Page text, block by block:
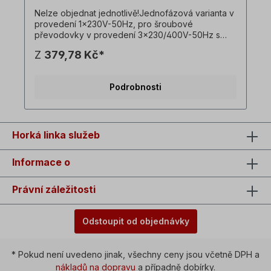
Nelze objednat jednotlivě!Jednofázová varianta v
provedení 1x230V-50Hz, pro šroubové
převodovky v provedení 3x230/400V-50Hz s
provozním a rozběhovým kondenzátorem. !
motoru! ! K dispozici pouze za příplatek za motor
převodovým motorem ! ! Nelze kombinovat s
volitelným brzdovým motorem ! Všechny
fotografie výrobků jsou nezávazné příklady!
spoušť, Límcová zástrčka=1 x 230 V, spínací
výkon=16 A, teplota okolí=-5 °C až +40 °C, Kabel
mezi motorem a krytem spínače=cca 90 cm.
Z 379,78 Kč*
Podrobnosti
Horká linka služeb
Informace o
Právní záležitosti
Odstoupit od objednávky
* Pokud není uvedeno jinak, všechny ceny jsou včetně DPH a
nákladů na dopravu a případně dobírky.